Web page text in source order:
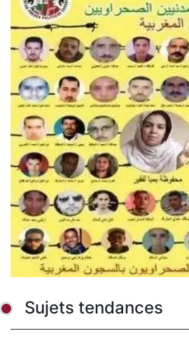
Sujets tendances